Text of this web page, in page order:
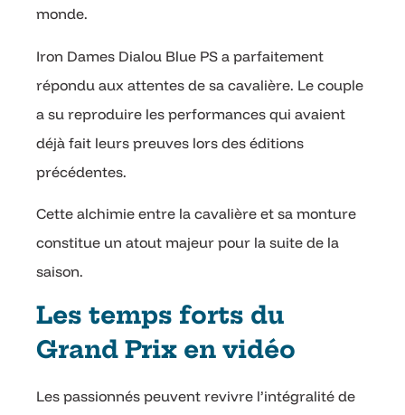
monde.
Iron Dames Dialou Blue PS a parfaitement
répondu aux attentes de sa cavalière. Le couple
a su reproduire les performances qui avaient
déjà fait leurs preuves lors des éditions
précédentes.
Cette alchimie entre la cavalière et sa monture
constitue un atout majeur pour la suite de la
saison.
Les temps forts du
Grand Prix en vidéo
Les passionnés peuvent revivre l’intégralité de